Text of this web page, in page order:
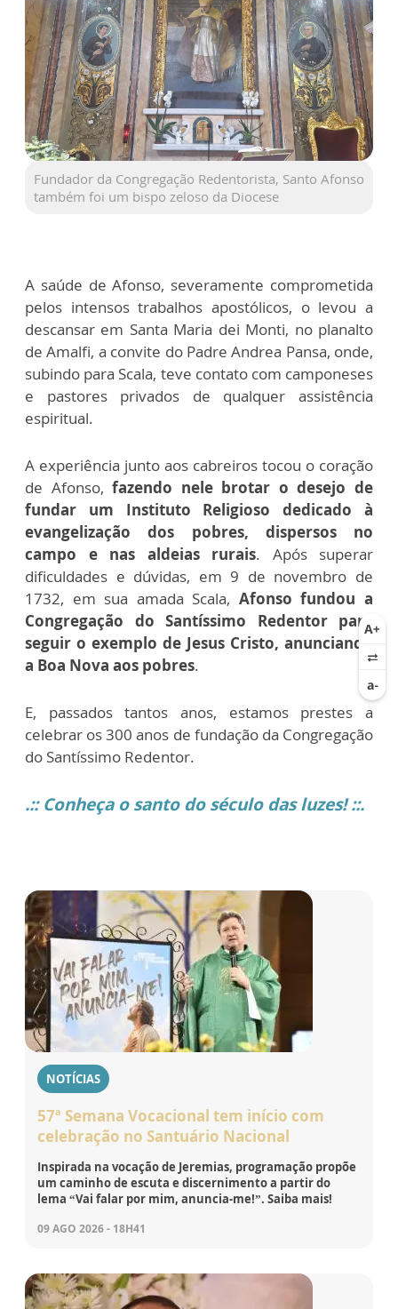
Fundador da Congregação Redentorista, Santo Afonso
também foi um bispo zeloso da Diocese
A saúde de Afonso, severamente comprometida
pelos intensos trabalhos apostólicos, o levou a
descansar em Santa Maria dei Monti, no planalto
de Amalfi, a convite do Padre Andrea Pansa, onde,
subindo para Scala, teve contato com camponeses
e pastores privados de qualquer assistência
espiritual.
A experiência junto aos cabreiros tocou o coração
de Afonso,fazendo nele brotar o desejo de
fundar um Instituto Religioso dedicado à
evangelização dos pobres, dispersos no
campo e nas aldeias rurais. Após superar
dificuldades e dúvidas, em 9 de novembro de
1732, em sua amada Scala, Afonso fundou a
Congregação do Santíssimo Redentor para
seguir o exemplo de Jesus Cristo, anunciando
a Boa Nova aos pobres.
E, passados tantos anos, estamos prestes a
celebrar os 300 anos de fundação da Congregação
do Santíssimo Redentor.
.:: Conheça o santo do século das luzes! ::.
NOTÍCIAS
57ª Semana Vocacional tem início com
celebração no Santuário Nacional
Inspirada na vocação de Jeremias, programação propõe
um caminho de escuta e discernimento a partir do
lema “Vai falar por mim, anuncia-me!”. Saiba mais!
09 AGO 2026 - 18H41